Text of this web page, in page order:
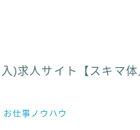
)求人サイト【スキマ
お仕事ノウハウ